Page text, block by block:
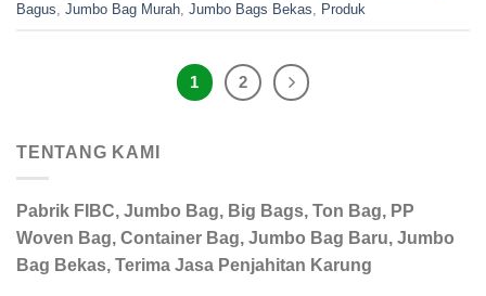
Bagus, Jumbo Bag Murah, Jumbo Bags Bekas, Produk
1 2
TENTANG KAMI
Pabrik FIBC, Jumbo Bag, Big Bags, Ton Bag, PP
Woven Bag, Container Bag, Jumbo Bag Baru, Jumbo
Bag Bekas, Terima Jasa Penjahitan Karung